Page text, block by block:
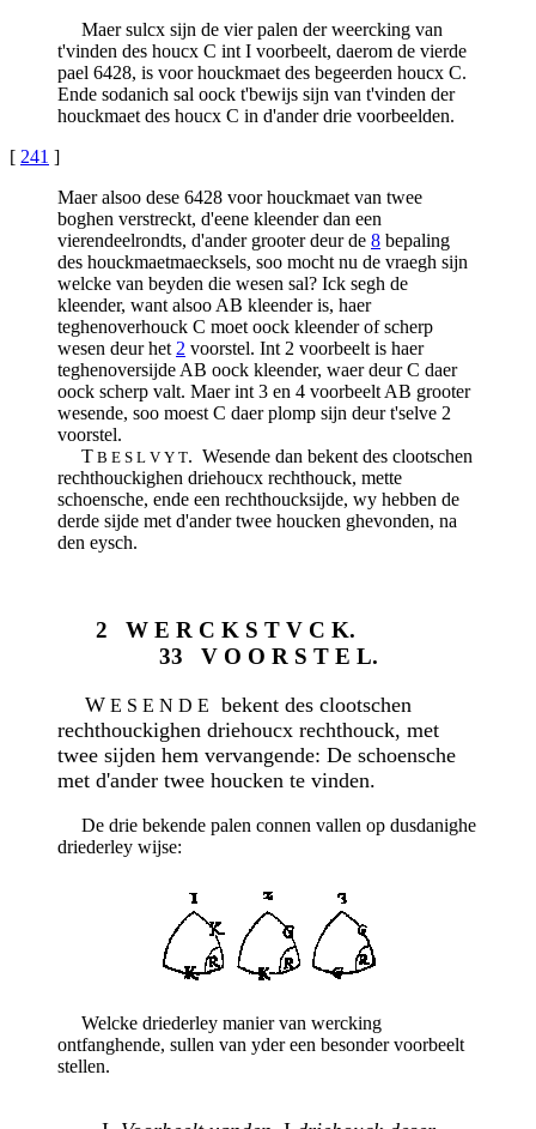
Maer sulcx sijn de vier palen der weercking van
t'vinden des houcx C int I voorbeelt, daerom de vierde
pael 6428, is voor houckmaet des begeerden houcx C.
Ende sodanich sal oock t'bewijs sijn van t'vinden der
houckmaet des houcx C in d'ander drie voorbeelden.
[ 241 ]
Maer alsoo dese 6428 voor houckmaet van twee
boghen verstreckt, d'eene kleender dan een
vierendeelrondts, d'ander grooter deur de 8 bepaling
des houckmaetmaecksels, soo mocht nu de vraegh sijn
welcke van beyden die wesen sal? Ick segh de
kleender, want alsoo AB kleender is, haer
teghenoverhouck C moet oock kleender of scherp
wesen deur het 2 voorstel. Int 2 voorbeelt is haer
teghenoversijde AB oock kleender, waer deur C daer
oock scherp valt. Maer int 3 en 4 voorbeelt AB grooter
wesende, soo moest C daer plomp sijn deur t'selve 2
voorstel.
T B E S L V Y T. Wesende dan bekent des clootschen
rechthouckighen driehoucx rechthouck, mette
schoensche, ende een rechthoucksijde, wy hebben de
derde sijde met d'ander twee houcken ghevonden, na
den eysch.
2 W E R C K S T V C K.
33 V O O R S T E L.
W E S E N D E
bekent des clootschen
rechthouckighen driehoucx rechthouck, met
twee sijden hem vervangende: De schoensche
met d'ander twee houcken te vinden.
De drie bekende palen connen vallen op dusdanighe
driederley wijse:
Welcke driederley manier van wercking
ontfanghende, sullen van yder een besonder voorbeelt
stellen.